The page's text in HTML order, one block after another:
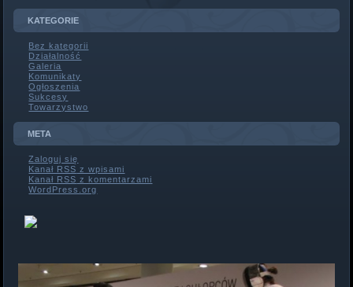
KATEGORIE
Bez kategorii
Działalność
Galeria
Komunikaty
Ogłoszenia
Sukcesy
Towarzystwo
META
Zaloguj się
Kanał RSS z wpisami
Kanał RSS z komentarzami
WordPress.org